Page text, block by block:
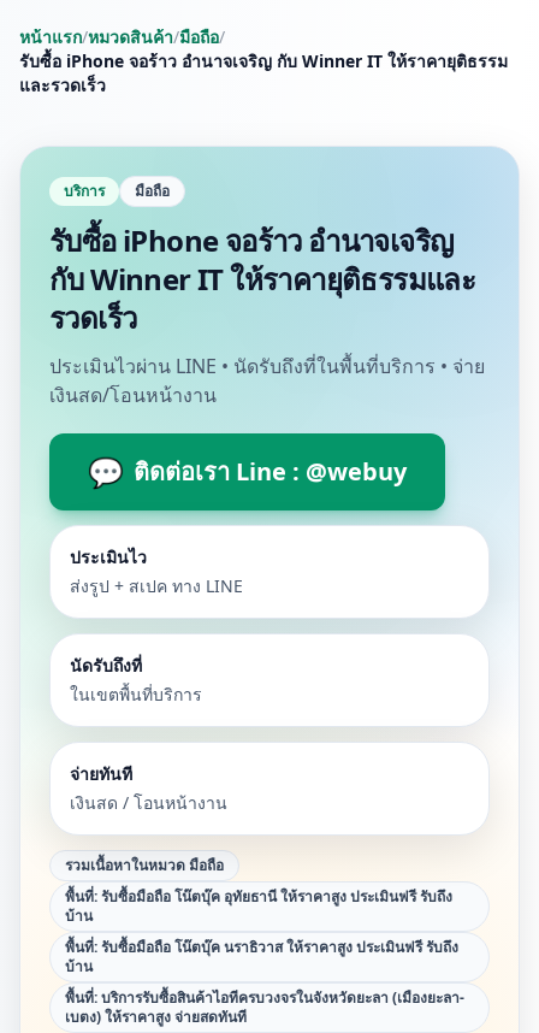
หน้าแรก/หมวดสินค้า/มือถือ/
รับซื้อ iPhone จอร้าว อำนาจเจริญ กับ Winner IT ให้ราคายุติธรรม
และรวดเร็ว
บริการ มือถือ
รับซื้อ iPhone จอร้าว อำนาจเจริญ
กับ Winner IT ให้ราคายุติธรรมและ
รวดเร็ว
ประเมินไวผ่าน LINE • นัดรับถึงที่ในพื้นที่บริการ • จ่าย
เงินสด/โอนหน้างาน
💬 ติดต่อเรา Line : @webuy
ประเมินไว
ส่งรูป + สเปค ทาง LINE
นัดรับถึงที่
ในเขตพื้นที่บริการ
จ่ายทันที
เงินสด / โอนหน้างาน
รวมเนื้อหาในหมวดมือถือ
พื้นที่:รับซื้อมือถือ โน๊ตบุ๊ค อุทัยธานี ให้ราคาสูง ประเมินฟรี รับถึง
บ้าน
พื้นที่:รับซื้อมือถือ โน๊ตบุ๊ค นราธิวาส ให้ราคาสูง ประเมินฟรี รับถึง
บ้าน
พื้นที่:บริการรับซื้อสินค้าไอทีครบวงจรในจังหวัดยะลา (เมืองยะลา-
เบตง) ให้ราคาสูง จ่ายสดทันที